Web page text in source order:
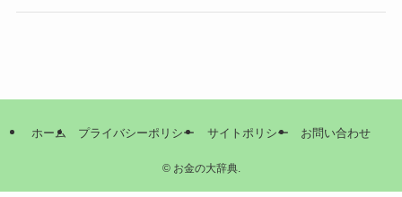
ホーム プライバシーポリシー サイトポリシー お問い合わせ
©お金の大辞典.